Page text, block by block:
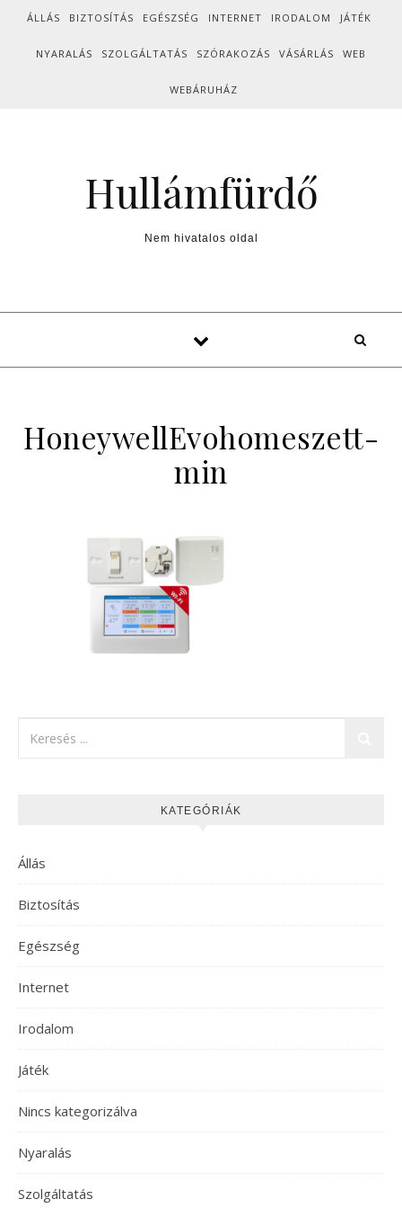
Skip to content
ÁLLÁS BIZTOSÍTÁS EGÉSZSÉG INTERNET IRODALOM JÁTÉK
NYARALÁS SZOLGÁLTATÁS SZÓRAKOZÁS VÁSÁRLÁS WEB
WEBÁRUHÁZ
Hullámfürdő
Nem hivatalos oldal
HoneywellEvohomeszett-
min
KATEGÓRIÁK
Állás
Biztosítás
Egészség
Internet
Irodalom
Játék
Nincs kategorizálva
Nyaralás
Szolgáltatás